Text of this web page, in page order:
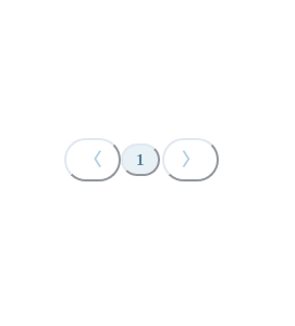
〈 1 〉